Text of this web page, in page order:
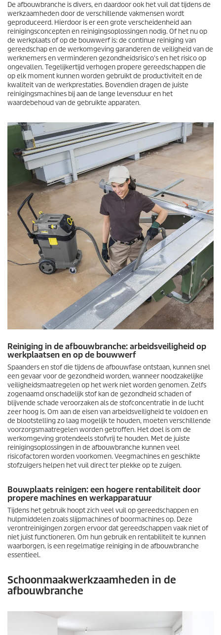
De afbouwbranche is divers, en daardoor ook het vuil dat tijdens de
werkzaamheden door de verschillende vakmensen wordt
geproduceerd. Hierdoor is er een grote verscheidenheid aan
reinigingsconcepten en reinigingsoplossingen nodig. Of het nu op
de werkplaats of op de bouwwerf is: de continue reiniging van
gereedschap en de werkomgeving garanderen de veiligheid van de
werknemers en verminderen gezondheidsrisico's en het risico op
ongevallen. Tegelijkertijd verhogen propere gereedschappen die
op elk moment kunnen worden gebruikt de productiviteit en de
kwaliteit van de werkprestaties. Bovendien dragen de juiste
reinigingsmachines bij aan de lange levensduur en het
waardebehoud van de gebruikte apparaten.
Reiniging in de afbouwbranche: arbeidsveiligheid op
werkplaatsen en op de bouwwerf
Spaanders en stof die tijdens de afbouwfase ontstaan, kunnen snel
een gevaar voor de gezondheid worden, wanneer noodzakelijke
veiligheidsmaatregelen op het werk niet worden genomen. Zelfs
zogenaamd onschadelijk stof kan de gezondheid schaden of
blijvende schade veroorzaken als de stofconcentratie in de lucht
zeer hoog is. Om aan de eisen van arbeidsveiligheid te voldoen en
de blootstelling zo laag mogelijk te houden, moeten verschillende
voorzorgsmaatregelen worden getroffen. Het doel is om de
werkomgeving grotendeels stofvrij te houden. Met de juiste
reinigingsoplossingen in de afbouwbranche kunnen veel
risicofactoren worden voorkomen. Veegmachines en geschikte
stofzuigers helpen het vuil direct ter plekke op te zuigen.
Bouwplaats reinigen: een hogere rentabiliteit door
propere machines en werkapparatuur
Tijdens het gebruik hoopt zich veel vuil op gereedschappen en
hulpmiddelen zoals slijpmachines of boormachines op. Deze
verontreinigingen zorgen ervoor dat gereedschappen vaak niet of
niet juist functioneren. Om hun gebruik en rentabiliteit te kunnen
waarborgen, is een regelmatige reiniging in de afbouwbranche
essentieel.
Schoonmaakwerkzaamheden in de
afbouwbranche